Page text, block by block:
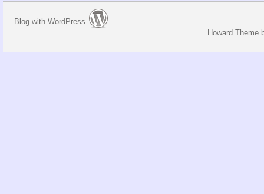
Blog with WordPress
Howard Theme